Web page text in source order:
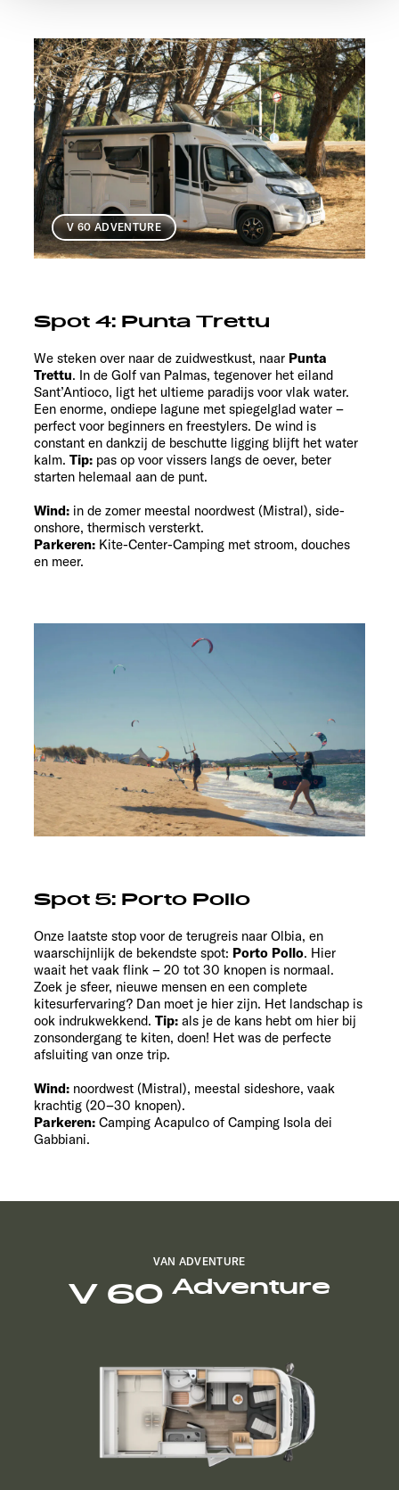
Ermöglichung der Seitennavigation erforderlich sind.
V 60 ADVENTURE
Spot 4: Punta Trettu
We steken over naar de zuidwestkust, naar Punta
Trettu. In de Golf van Palmas, tegenover het eiland
Sant’Antioco, ligt het ultieme paradijs voor vlak water.
Een enorme, ondiepe lagune met spiegelglad water –
perfect voor beginners en freestylers. De wind is
constant en dankzij de beschutte ligging blijft het water
kalm. Tip: pas op voor vissers langs de oever, beter
starten helemaal aan de punt.
Wind: in de zomer meestal noordwest (Mistral), side-
onshore, thermisch versterkt.
Parkeren: Kite-Center-Camping met stroom, douches
en meer.
Spot 5: Porto Pollo
Onze laatste stop voor de terugreis naar Olbia, en
waarschijnlijk de bekendste spot: Porto Pollo. Hier
waait het vaak flink – 20 tot 30 knopen is normaal.
Zoek je sfeer, nieuwe mensen en een complete
kitesurfervaring? Dan moet je hier zijn. Het landschap is
ook indrukwekkend. Tip: als je de kans hebt om hier bij
zonsondergang te kiten, doen! Het was de perfecte
afsluiting van onze trip.
Wind: noordwest (Mistral), meestal sideshore, vaak
krachtig (20–30 knopen).
Parkeren: Camping Acapulco of Camping Isola dei
Gabbiani.
VAN ADVENTURE
V 60 Adventure